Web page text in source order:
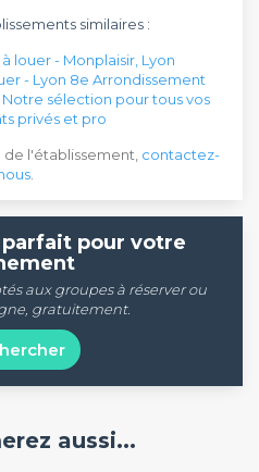
similaires :
louer - Monplaisir, Lyon
- Lyon 8e Arrondissement
sélection pour tous vos
privés et pro
l'établissement, contactez-
pour votre
aux groupes à réserver ou
gratuitement.
aussi...